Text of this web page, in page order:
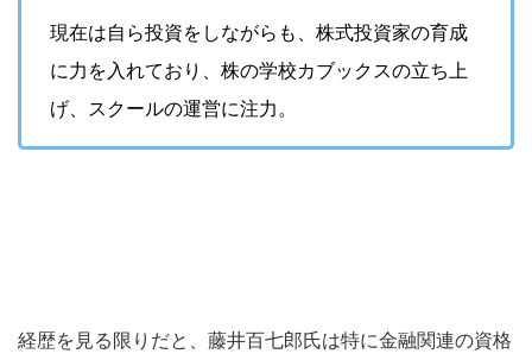
現在は自ら投資をしながらも、株式投資家の育成
に力を入れており、株の学校カブックスの立ち上
げ、スクールの運営に注力。
経歴を見る限りだと、藤井百七郎氏は特に金融関連の資格